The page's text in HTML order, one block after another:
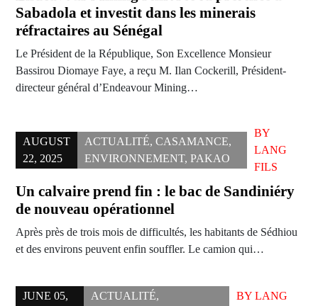
Sabadola et investit dans les minerais
réfractaires au Sénégal
Le Président de la République, Son Excellence Monsieur
Bassirou Diomaye Faye, a reçu M. Ilan Cockerill, Président-
directeur général d’Endeavour Mining…
AUGUST
22, 2025
ACTUALITÉ, CASAMANCE,
ENVIRONNEMENT, PAKAO
BY
LANG
FILS
Un calvaire prend fin : le bac de Sandiniéry
de nouveau opérationnel
Après près de trois mois de difficultés, les habitants de Sédhiou
et des environs peuvent enfin souffler. Le camion qui…
JUNE 05, ACTUALITÉ, BY LANG